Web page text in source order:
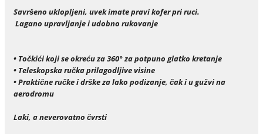
Savršeno uklopljeni, uvek imate pravi kofer pri ruci.
Lagano upravljanje i udobno rukovanje
• Točkići koji se okreću za 360° za potpuno glatko kretanje
• Teleskopska ručka prilagodljive visine
• Praktične ručke i drške za lako podizanje, čak i u gužvi na
aerodromu
Laki, a neverovatno čvrsti